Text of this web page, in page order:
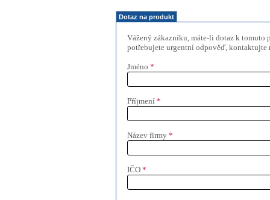
Dotaz na produkt